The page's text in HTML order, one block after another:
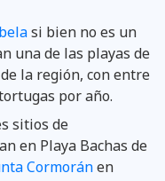
si bien no es un
una de las playas de
la región, con entre
por año.
sitios de
en Playa Bachas de
Cormoránen